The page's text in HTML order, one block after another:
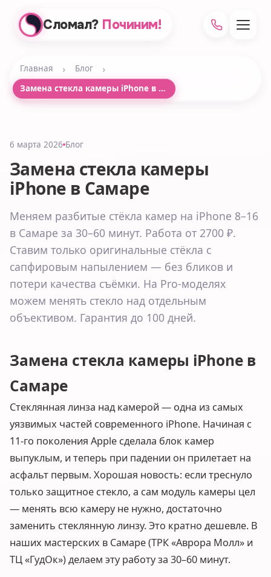
Сломал? Починим!
Главная › Блог ›
Замена стекла камеры iPhone в Самаре
6 марта 2026 Блог
Замена стекла камеры
iPhone в Самаре
Меняем разбитые стёкла камер на iPhone 8–16
в Самаре за 30–60 минут. Работа от 2700 ₽.
Ставим только оригинальные стёкла с
сапфировым напылением — без бликов и
потери качества съёмки. На Pro-моделях
можем менять стекло над отдельным
объективом. Гарантия до 100 дней.
Замена стекла камеры iPhone в
Самаре
Стеклянная линза над камерой — одна из самых
уязвимых частей современного iPhone. Начиная с
11-го поколения Apple сделала блок камер
выпуклым, и теперь при падении он прилетает на
асфальт первым. Хорошая новость: если треснуло
только защитное стекло, а сам модуль камеры цел
— менять всю камеру не нужно, достаточно
заменить стеклянную линзу. Это кратно дешевле. В
наших мастерских в Самаре (ТРК «Аврора Молл» и
ТЦ «ГудОк») делаем эту работу за 30–60 минут.